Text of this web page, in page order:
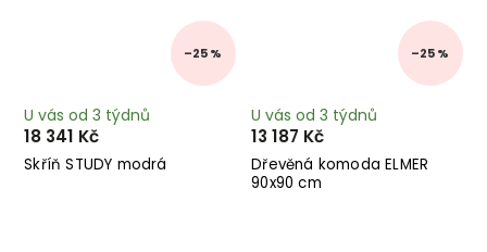
–25 %
Skříň STUDY modrá
U vás od 3 týdnů
18 341 Kč
–25 %
Dřevěná komoda ELMER
90x90 cm
U vás od 3 týdnů
13 187 Kč